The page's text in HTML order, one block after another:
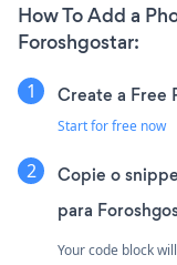
How To Add a
Foroshgostar:
Create a Free
Start for free now
Copie o
para
Your code block